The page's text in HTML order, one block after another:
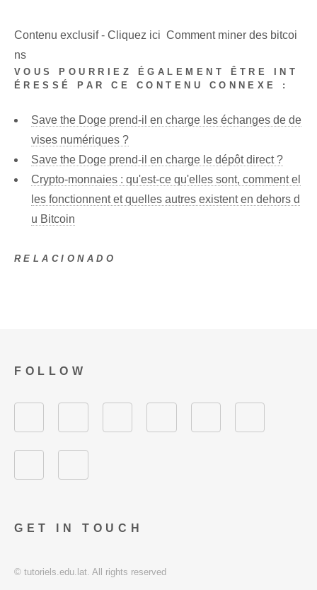
Contenu exclusif - Cliquez ici Comment miner des bitcoi
ns
VOUS POURRIEZ ÉGALEMENT ÊTRE INT
ÉRESSÉ PAR CE CONTENU CONNEXE :
Save the Doge prend-il en charge les échanges de de
vises numériques ?
Save the Doge prend-il en charge le dépôt direct ?
Crypto-monnaies : qu'est-ce qu'elles sont, comment el
les fonctionnent et quelles autres existent en dehors d
u Bitcoin
RELACIONADO
GET IN TOUCH
FOLLOW
© tutoriels.edu.lat. All rights reserved